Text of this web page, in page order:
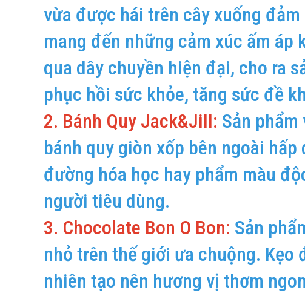
vừa được hái trên cây xuống
mang đến những cảm xúc ấm áp
qua dây chuyền hiện đại, cho ra
phục hồi sức khỏe, tăng sức đề
2. Bánh Quy Jack&Jill: Sản
bánh quy giòn xốp bên ngoài
đường hóa học hay phẩm màu
người tiêu dùng.
3. Chocolate Bon O Bon: Sản
nhỏ trên thế giới ưa chuộng.
nhiên tạo nên hương vị thơm